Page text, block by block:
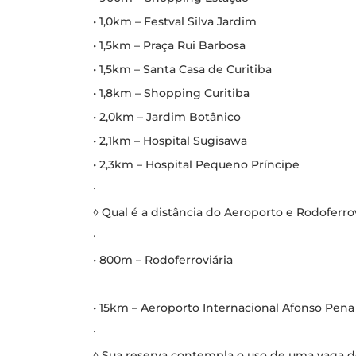
• 1,0km – Festval Silva Jardim
• 1,5km – Praça Rui Barbosa
• 1,5km – Santa Casa de Curitiba
• 1,8km – Shopping Curitiba
• 2,0km – Jardim Botânico
• 2,1km – Hospital Sugisawa
• 2,3km – Hospital Pequeno Príncipe
∙
◊ Qual é a distância do Aeroporto e
∙
• 800m – Rodoferroviária
• 15km – Aeroporto Internacional Afonso Pena
∙